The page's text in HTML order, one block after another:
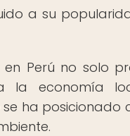
a su
Perú no solo
la economía
ha